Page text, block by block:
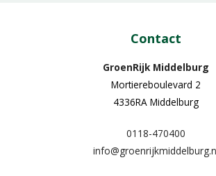
Contact
GroenRijk Middelburg​
Mortiereboulevard 2
4336RA Middelburg
0118-470400